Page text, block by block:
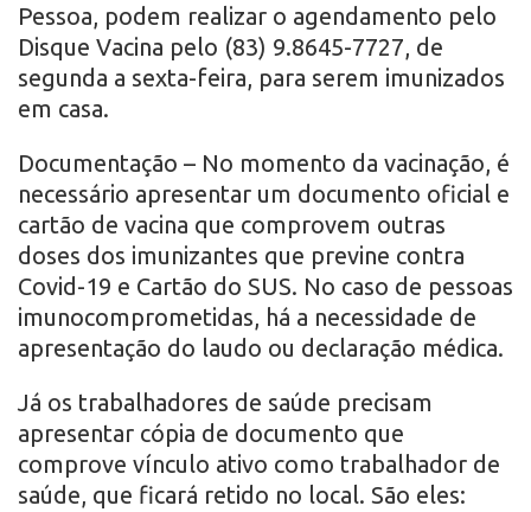
Pessoa, podem realizar o agendamento pelo
Disque Vacina pelo (83) 9.8645-7727, de
segunda a sexta-feira, para serem imunizados
em casa.
Documentação – No momento da vacinação, é
necessário apresentar um documento oficial e
cartão de vacina que comprovem outras
doses dos imunizantes que previne contra
Covid-19 e Cartão do SUS. No caso de pessoas
imunocomprometidas, há a necessidade de
apresentação do laudo ou declaração médica.
Já os trabalhadores de saúde precisam
apresentar cópia de documento que
comprove vínculo ativo como trabalhador de
saúde, que ficará retido no local. São eles: